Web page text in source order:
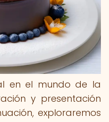
en el mundo de la
y presentación
exploraremos